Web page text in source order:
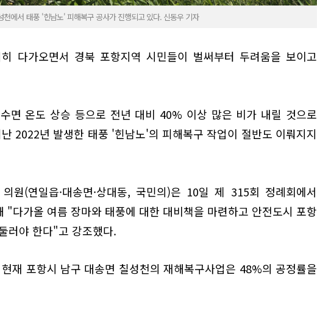
천에서 태풍 '힌남노' 피해복구 공사가 진행되고 있다. 신동우 기자
다가오면서 경북 포항지역 시민들이 벌써부터 두려움을 보이고
면 온도 상승 등으로 전년 대비 40% 이상 많은 비가 내릴 것으로
2022년 발생한 태풍 '힌남노'의 피해복구 작업이 절반도 이뤄지지
원(연일읍·대송면·상대동, 국민의)은 10일 제 315회 정례회에서
"다가올 여름 장마와 태풍에 대한 대비책을 마련하고 안전도시 포항
러야 한다"고 강조했다.
재 포항시 남구 대송면 칠성천의 재해복구사업은 48%의 공정률을